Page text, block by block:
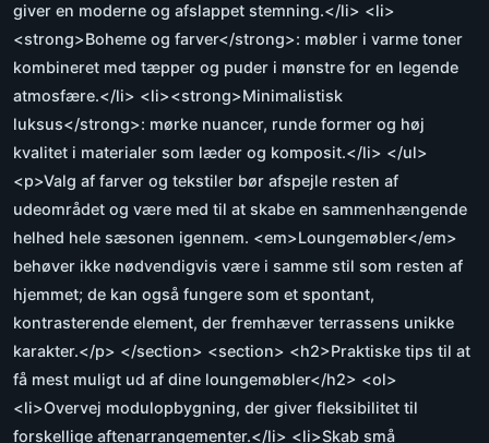
giver en moderne og afslappet stemning.</li> <li>
<strong>Boheme og farver</strong>: møbler i varme toner
kombineret med tæpper og puder i mønstre for en legende
atmosfære.</li> <li><strong>Minimalistisk
luksus</strong>: mørke nuancer, runde former og høj
kvalitet i materialer som læder og komposit.</li> </ul>
<p>Valg af farver og tekstiler bør afspejle resten af
udeområdet og være med til at skabe en sammenhængende
helhed hele sæsonen igennem. <em>Loungemøbler</em>
behøver ikke nødvendigvis være i samme stil som resten af
hjemmet; de kan også fungere som et spontant,
kontrasterende element, der fremhæver terrassens unikke
karakter.</p> </section> <section> <h2>Praktiske tips til at
få mest muligt ud af dine loungemøbler</h2> <ol>
<li>Overvej modulopbygning, der giver fleksibilitet til
forskellige aftenarrangementer.</li> <li>Skab små